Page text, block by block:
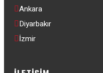
Ankara
Diyarbakır
İzmir